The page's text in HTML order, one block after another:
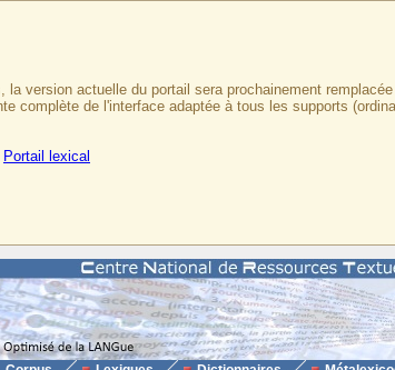
version actuelle du portail sera prochainement
complète de l'interface adaptée à tous les supports
Portail lexical